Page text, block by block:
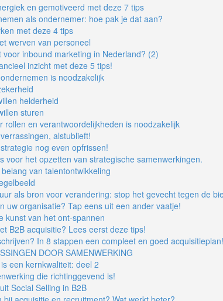
en gemotiveerd met deze 7 tips
als ondernemer: hoe pak je dat aan?
met deze 4 tips
werven van personeel
voor inbound marketing in Nederland? (2)
inzicht met deze 5 tips!
is noodzakelijk
helderheid
sturen
rollen en verantwoordelijkheden is noodzakelijk
alstublieft!
nog even opfrissen!
voor het opzetten van strategische samenwerkingen.
van talentontwikkeling
als bron voor verandering: stop het gevecht tegen de
uw organisatie? Tap eens uit een ander vaatje!
kunst van het ont-spannen
B2B acquisitie? Lees eerst deze tips!
In 8 stappen een compleet en goed acquisitieplan!
DOOR SAMENWERKING
een kernkwaliteit: deel 2
die richtinggevend is!
Social Selling in B2B